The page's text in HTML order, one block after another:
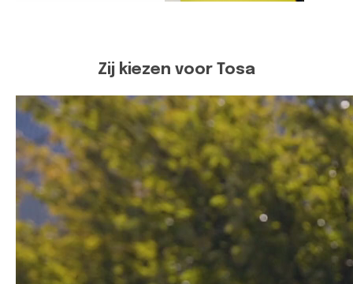
Zij kiezen voor Tosa